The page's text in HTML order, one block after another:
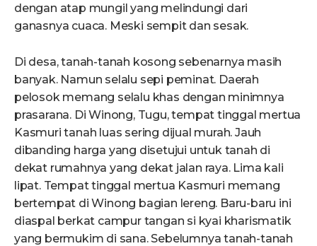
dengan atap mungil yang melindungi dari
ganasnya cuaca. Meski sempit dan sesak.
Di desa, tanah-tanah kosong sebenarnya masih
banyak. Namun selalu sepi peminat. Daerah
pelosok memang selalu khas dengan minimnya
prasarana. Di Winong, Tugu, tempat tinggal mertua
Kasmuri tanah luas sering dijual murah. Jauh
dibanding harga yang disetujui untuk tanah di
dekat rumahnya yang dekat jalan raya. Lima kali
lipat. Tempat tinggal mertua Kasmuri memang
bertempat di Winong bagian lereng. Baru-baru ini
diaspal berkat campur tangan si kyai kharismatik
yang bermukim di sana. Sebelumnya tanah-tanah